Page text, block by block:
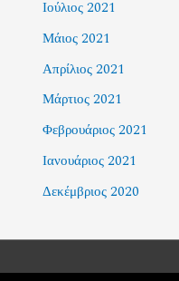
Ιούλιος 2021
Μάιος 2021
Απρίλιος 2021
Μάρτιος 2021
Φεβρουάριος 2021
Ιανουάριος 2021
Δεκέμβριος 2020